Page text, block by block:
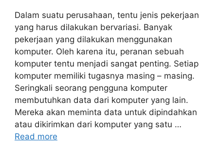
Dalam suatu perusahaan, tentu jenis pekerjaan
yang harus dilakukan bervariasi. Banyak
pekerjaan yang dilakukan menggunakan
komputer. Oleh karena itu, peranan sebuah
komputer tentu menjadi sangat penting. Setiap
komputer memiliki tugasnya masing – masing.
Seringkali seorang pengguna komputer
membutuhkan data dari komputer yang lain.
Mereka akan meminta data untuk dipindahkan
atau dikirimkan dari komputer yang satu …
Read more